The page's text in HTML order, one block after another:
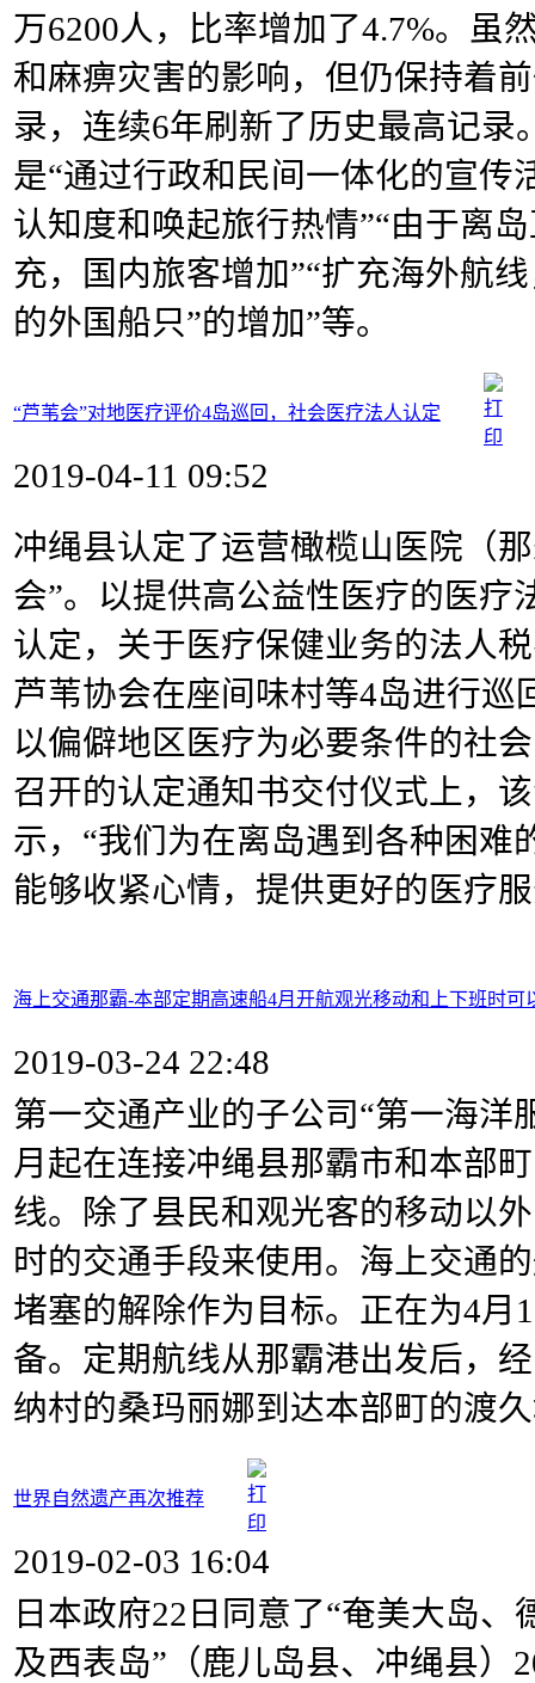
万6200人，
比率增加了4.7%。虽
和麻痹灾害的影响， 但仍保持着
录，连续6年刷新了历史最高记录
是“通过行政和民间一体化的宣传
认知度和唤起旅行热情”“由于离
充，国内旅客增加”“扩充海外航
的外国船只”的增加”等。
“芦苇会”对地医疗评价4岛巡回，社会医疗法人认定
2019-04-11 09:52
冲绳县认定了运营橄榄山医院（
会”。以提供高公益性医疗的医疗
认定，关于医疗保健业务的法人
芦苇协会在座间味村等4岛进行巡
以偏僻地区医疗为必要条件的社
召开的认定通知书交付仪式上，
示，“我们为在离岛遇到各种困难
能够收紧心情，提供更好的医疗
海上交通那霸-本部定期高速船4月开航观光移动和上下班时可
2019-03-24 22:48
第一交通产业的子公司“第一海洋
月起在连接冲绳县那霸市和本部
线。除了县民和观光客的移动以
时的交通手段来使用。 海上交通
堵塞的解除作为目标。正在为4月1
备。定期航线从那霸港出发后，
纳村的桑玛丽娜到达本部町的渡
世界自然遗产再次推荐
2019-02-03 16:04
日本政府22日同意了“奄美大岛、
及西表岛”（鹿儿岛县、冲绳县）